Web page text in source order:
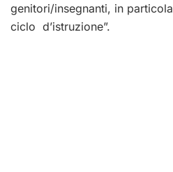
genitori/insegnanti, in
ciclo d’istruzione”.